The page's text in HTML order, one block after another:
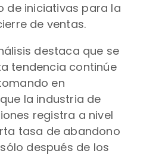
de iniciativas para la
de ventas.
destaca que se
tendencia continúe
en
la industria de
registra a nivel
tasa de abandono
después de los